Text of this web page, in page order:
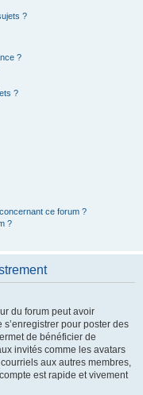
?
?
?
ce forum ?
?
du forum peut avoir
pour poster des
de bénéficier de
invités comme les avatars
aux autres membres,
est rapide et vivement